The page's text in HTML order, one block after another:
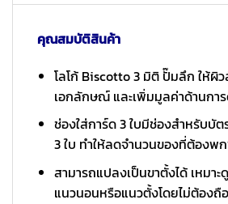
คุณสมบัติสินค้า
โลโก้ Biscotto 3 มิติ ปั๊มลึก ให้ผิ
เอกลักษณ์ และเพิ่มมูลค่าด้านกา
ช่องใส่การ์ด 3 ใบมีช่องสำหรับบัต
3 ใบ ทำให้ลดจำนวนของที่ต้องพ
สามารถแปลงเป็นขาตั้งได้ เหมาะ
แนวนอนหรือแนวตั้งโดยไม่ต้องถื